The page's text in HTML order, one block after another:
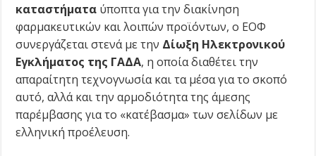
καταστήματα ύποπτα για την διακίνηση
φαρμακευτικών και λοιπών προϊόντων, ο ΕΟΦ
συνεργάζεται στενά με την Δίωξη Ηλεκτρονικού
Εγκλήματος της ΓΑΔΑ, η οποία διαθέτει την
απαραίτητη τεχνογνωσία και τα μέσα για το σκοπό
αυτό, αλλά και την αρμοδιότητα της άμεσης
παρέμβασης για το «κατέβασμα» των σελίδων με
ελληνική προέλευση.